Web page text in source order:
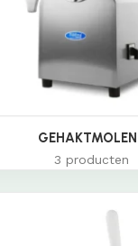
3 producten